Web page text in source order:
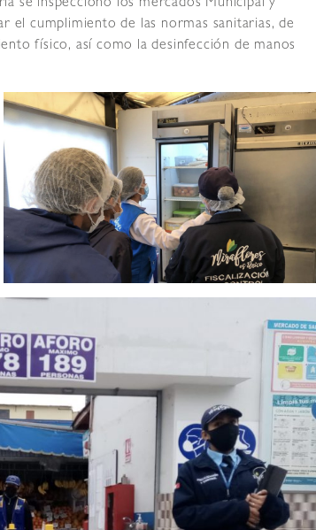
se inspeccionó los mercados Municipal y
el cumplimiento de las normas sanitarias, de
físico, así como la desinfección de manos